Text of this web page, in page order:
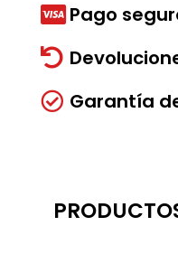
 Pago

 Garantía